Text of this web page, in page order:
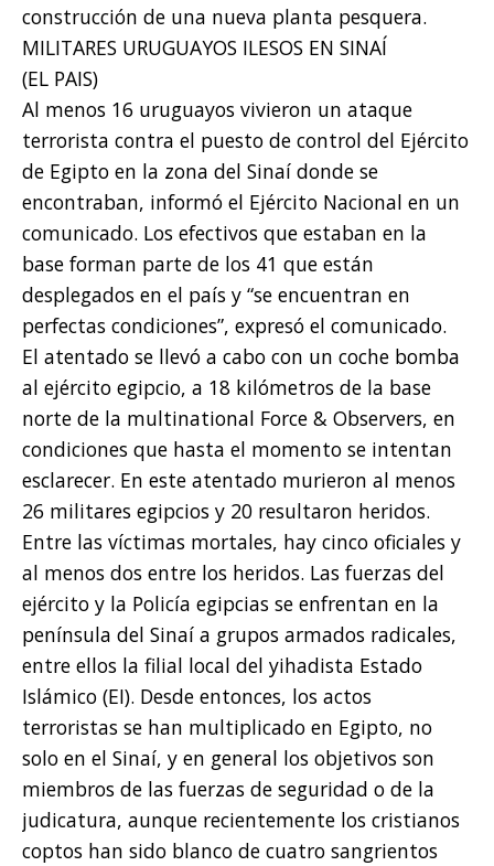
construcción de una nueva planta pesquera.
MILITARES URUGUAYOS ILESOS EN SINAÍ
(EL PAIS)
Al menos 16 uruguayos vivieron un ataque
terrorista contra el puesto de control del Ejército
de Egipto en la zona del Sinaí donde se
encontraban, informó el Ejército Nacional en un
comunicado. Los efectivos que estaban en la
base forman parte de los 41 que están
desplegados en el país y “se encuentran en
perfectas condiciones”, expresó el comunicado.
El atentado se llevó a cabo con un coche bomba
al ejército egipcio, a 18 kilómetros de la base
norte de la multinational Force & Observers, en
condiciones que hasta el momento se intentan
esclarecer. En este atentado murieron al menos
26 militares egipcios y 20 resultaron heridos.
Entre las víctimas mortales, hay cinco oficiales y
al menos dos entre los heridos. Las fuerzas del
ejército y la Policía egipcias se enfrentan en la
península del Sinaí a grupos armados radicales,
entre ellos la filial local del yihadista Estado
Islámico (EI). Desde entonces, los actos
terroristas se han multiplicado en Egipto, no
solo en el Sinaí, y en general los objetivos son
miembros de las fuerzas de seguridad o de la
judicatura, aunque recientemente los cristianos
coptos han sido blanco de cuatro sangrientos